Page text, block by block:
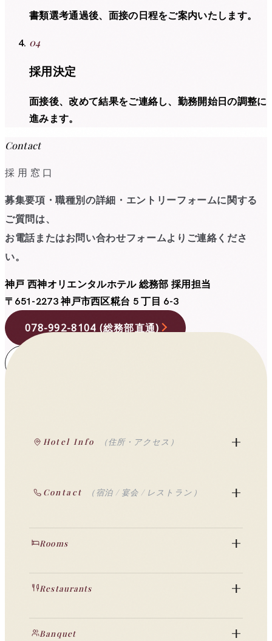
書類選考通過後、面接の日程をご案内いたします。
04
採用決定
面接後、改めて結果をご連絡し、勤務開始日の調整に
進みます。
Contact
採用窓口
募集要項・職種別の詳細・エントリーフォームに関する
ご質問は、
お電話またはお問い合わせフォームよりご連絡くださ
い。
神戸 西神オリエンタルホテル 総務部 採用担当
〒651-2273 神戸市西区糀台 5 丁目 6-3
078-992-8104 (総務部直通)
Hotel Info （住所・アクセス）
Contact （宿泊 / 宴会 / レストラン）
Rooms
Restaurants
Banquet